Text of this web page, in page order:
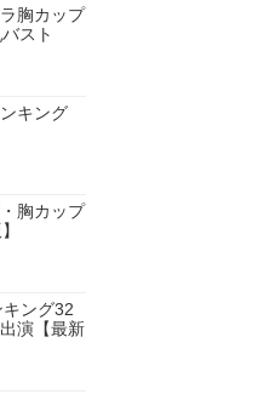
胸カップ
スト
キング
胸カップ
ング32
演【最新